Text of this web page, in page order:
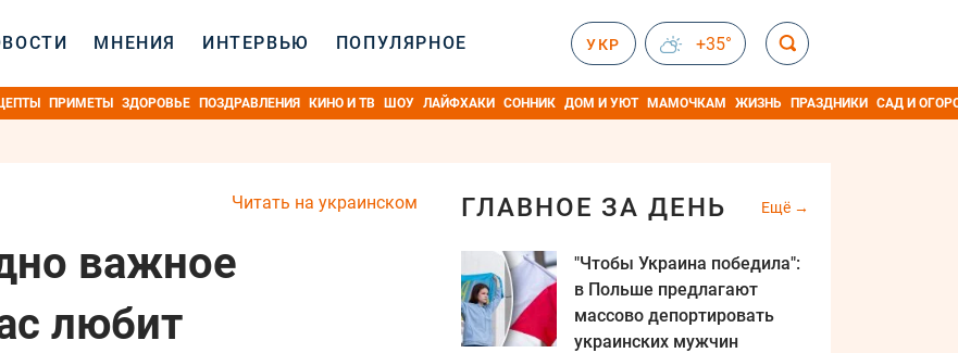
МНЕНИЯ ИНТЕРВЬЮ ПОПУЛЯРНОЕ УКР +35°
ПРИМЕТЫ ЗДОРОВЬЕ ПОЗДРАВЛЕНИЯ КИНО И ТВ ШОУ ЛАЙФХАКИ СОННИК ДОМ И УЮТ МАМОЧКАМ ЖИЗНЬ ПРАЗДНИКИ САД И
Читать на украинском
важное
любит
ГЛАВНОЕ ЗА ДЕНЬ Ещё
"Чтобы Украина победила":
в Польше предлагают
массово депортировать
украинских мужчин